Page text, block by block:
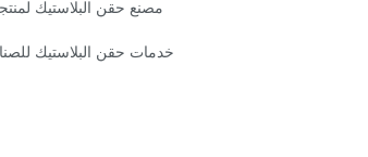
مصنع حقن البلاستيك
خدمات حقن البلاستيك